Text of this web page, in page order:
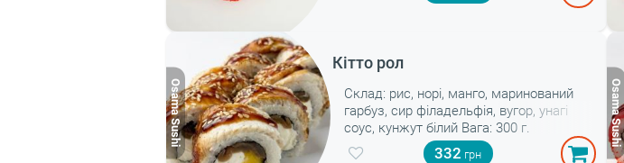
Кітто рол
Склад: рис, норі, манго, маринований
гарбуз, сир філадельфія, вугор, унагі
соус, кунжут білий Вага: 300 г.
332